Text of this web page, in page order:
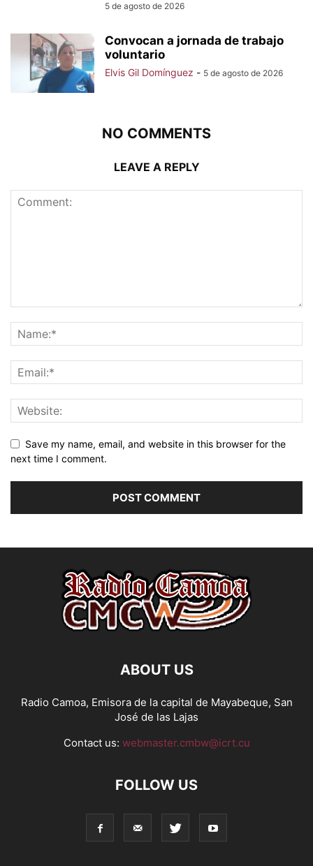
5 de agosto de 2026
Convocan a jornada de trabajo
voluntario
Elvis Gil Domínguez - 5 de agosto de 2026
NO COMMENTS
LEAVE A REPLY
Save my name, email, and website in this browser for the
next time I comment.
ABOUT US
Radio Camoa, Emisora de la capital de Mayabeque, San
José de las Lajas
Contact us: webmaster.cmbw@icrt.cu
FOLLOW US